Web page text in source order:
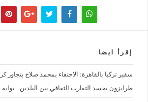
إقرأ ايضا
سفير تركيا بالقاهرة: الاحتفاء بمحمد صلاح يتجاوز
طرابزون يجسد التقارب الثقافي بين البلدين -